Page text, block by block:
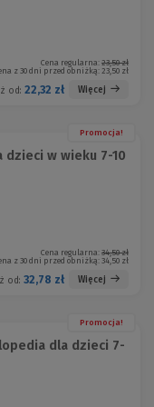
Cena regularna: 23,50 zł
z 30 dni przed obniżką: 23,50 zł
od: 22,32 zł Więcej
Promocja!
dzieci w wieku 7-10
Cena regularna: 34,50 zł
z 30 dni przed obniżką: 34,50 zł
od: 32,78 zł Więcej
Promocja!
dla dzieci 7-